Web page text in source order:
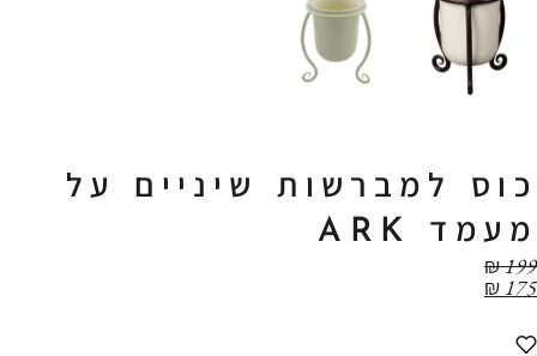
כוס למברשות שיניים על
מעמד ARK
₪199
₪175